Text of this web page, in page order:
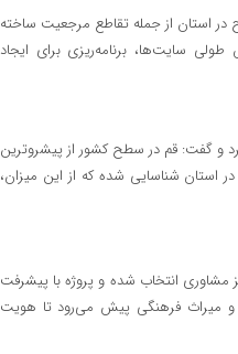
کرد: علاوه بر مترو، ۱۰ تقاطع غیرهمسطح در استان از جمله تقاطع مرجعیت ساخته
سایت‌ها، برنامه‌ریزی برای ایجاد
و گفت: قم در سطح کشور از پیشروترین
حدود ۱۷۰۰ هکتار بافت فرسوده در استان شناسایی شده که از این میزان،
مشاوری انتخاب شده و پروژه با پیشرفت
و میراث فرهنگی پیش می‌رود تا هویت